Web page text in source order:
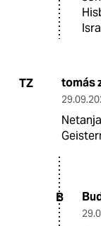
TZ tomás
B